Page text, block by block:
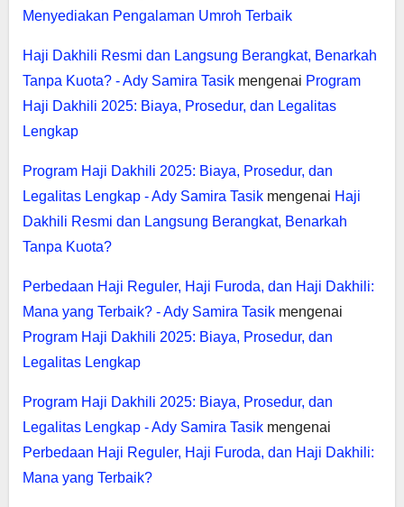
Menyediakan Pengalaman Umroh Terbaik
Haji Dakhili Resmi dan Langsung Berangkat, Benarkah
Tanpa Kuota? - Ady Samira Tasikmengenai Program
Haji Dakhili 2025: Biaya, Prosedur, dan Legalitas
Lengkap
Program Haji Dakhili 2025: Biaya, Prosedur, dan
Legalitas Lengkap - Ady Samira Tasikmengenai Haji
Dakhili Resmi dan Langsung Berangkat, Benarkah
Tanpa Kuota?
Perbedaan Haji Reguler, Haji Furoda, dan Haji Dakhili:
Mana yang Terbaik? - Ady Samira Tasikmengenai
Program Haji Dakhili 2025: Biaya, Prosedur, dan
Legalitas Lengkap
Program Haji Dakhili 2025: Biaya, Prosedur, dan
Legalitas Lengkap - Ady Samira Tasikmengenai
Perbedaan Haji Reguler, Haji Furoda, dan Haji Dakhili:
Mana yang Terbaik?